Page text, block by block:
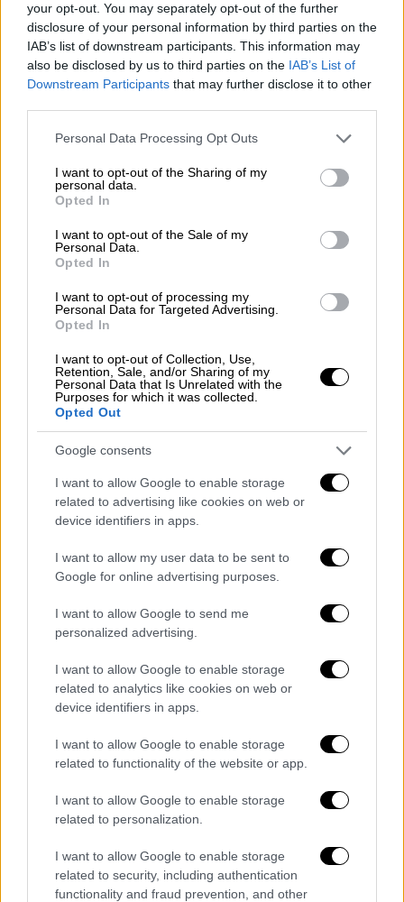
your opt-out. You may separately opt-out of the further
disclosure of your personal information by third parties on the
IAB’s list of downstream participants. This information may
also be disclosed by us to third parties on the IAB’s List of
Downstream Participants that may further disclose it to other
Please note that this website/app uses one or more Google
not limited to your visit or usage behaviour. You may click to
grant or deny consent to Google and its third-party tags to
use your data for below specified purposes in below Google
consent section.
Personal Data Processing Opt Outs
I want to opt-out of the Sharing of my
personal data.
Opted In
I want to opt-out of the Sale of my
Personal Data.
Opted In
I want to opt-out of processing my
Personal Data for Targeted Advertising.
Opted In
I want to opt-out of Collection, Use,
Retention, Sale, and/or Sharing of my
Personal Data that Is Unrelated with the
Purposes for which it was collected.
Opted Out
Google consents
I want to allow Google to enable storage
related to advertising like cookies on web or
device identifiers in apps.
I want to allow my user data to be sent to
Google for online advertising purposes.
I want to allow Google to send me
personalized advertising.
I want to allow Google to enable storage
related to analytics like cookies on web or
device identifiers in apps.
I want to allow Google to enable storage
related to functionality of the website or app.
I want to allow Google to enable storage
related to personalization.
I want to allow Google to enable storage
related to security, including authentication
functionality and fraud prevention, and other
στο σπίτι του στο Αχλάδι και, για άγνωστο
λόγο, αφού τον έλουσε με οινόπνευμα
προσπάθησε να τονκάψειζωντανό.
Προηγουμένως ο άντρας είχε απειλήσει τη
γυναίκα με τσεκούρι.
68χρονος παρέμεινε στο σπίτι, παρά τη
σοβαρότητα της κατάστασής του, ενώ μόλις
χθες Πέμπτη ζήτησε βοήθεια στο κέντρο
υγείας.
στο νοσοκομείο Χαλκίδας, λόγω της
προχωρημένης κατάστασης των τραυμάτων,
ενώ λίγες ώρες αργότερα μεταφέρθηκε στο
νοσοκομείο Ευαγγελισμός όπου
νοσηλεύεται σε κρίσιμη κατάσταση.
Η 32χρονη αναζητείται για να συλληφθεί στο
πλαίσιο του αυτοφώρου.
ΔΙΑΒΑΣΤΕ ΕΠΙΣΗΣ
Κόσμος|07.01.2022 14:04
Τουρκία: «Μην κοιτάς την ουρά» -
Βίντεο τρολάρει τις τεράστιες ουρές
για ψωμί
Ελλάδα 07.01.2022 13:59
Σέρρες: Αστυνομικοί έκαναν έλεγχο
Σταυρό - «Αντίχριστε», φώναζαν στον
Μητροπολίτη
Food & Drink|07.01.2022 14:11
Senta: Το νέο εστιατόριο της στοάς
Σπυρομήλιου βάζει τον πήχη ψηλά